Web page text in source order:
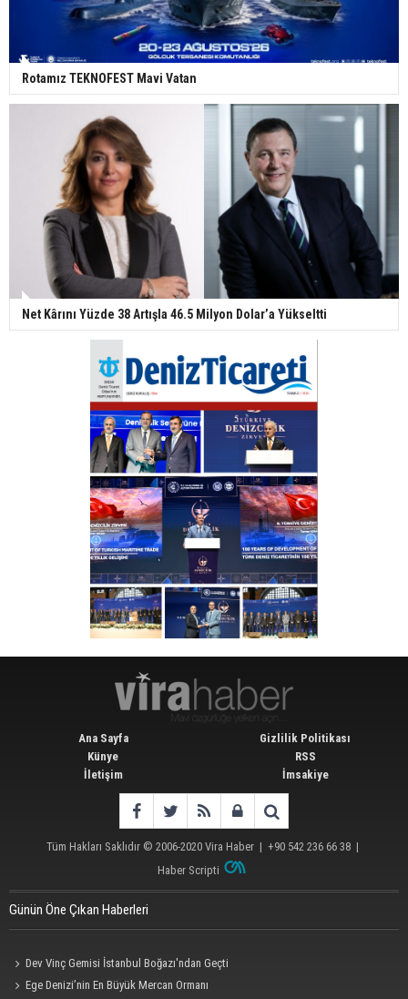
Rotamız TEKNOFEST Mavi Vatan
Net Kârını Yüzde 38 Artışla 46.5 Milyon Dolar’a Yükseltti
Ana Sayfa
Künye
İletişim
Gizlilik Politikası
RSS
İmsakiye
Tüm Hakları Saklıdır © 2006-2020 Vira Haber | +90 542 236 66 38 |
Haber Scripti
Günün Öne Çıkan Haberleri
Dev Vinç Gemisi İstanbul Boğazı'ndan Geçti
Ege Denizi’nin En Büyük Mercan Ormanı